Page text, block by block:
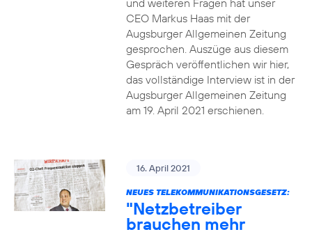
und weiteren Fragen hat unser
CEO Markus Haas mit der
Augsburger Allgemeinen Zeitung
gesprochen. Auszüge aus diesem
Gespräch veröffentlichen wir hier,
das vollständige Interview ist in der
Augsburger Allgemeinen Zeitung
am 19. April 2021 erschienen.
16. April 2021
NEUES TELEKOMMUNIKATIONSGESETZ:
"Netzbetreiber
brauchen mehr